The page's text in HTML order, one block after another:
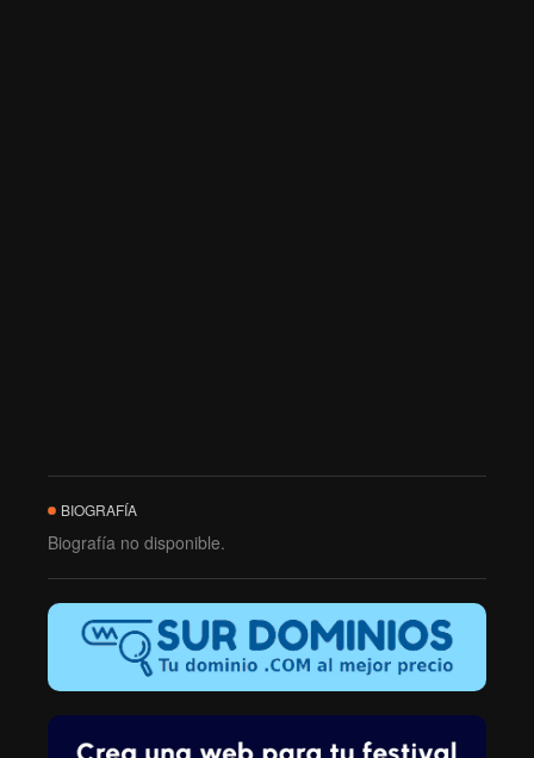
BIOGRAFÍA
Biografía no disponible.